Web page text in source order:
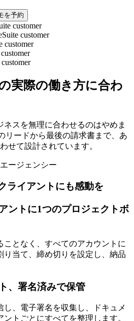
を予約
実際の働き方に合わ
ネスを無理に合わせるのはやめま
リードから最後の請求書まで、あ
せて設計されています。
ージェンシー
ライアントにも感動を
ントに1つのプロジェクトボ
ことなく、すべてのアカウントに
り当て、締め切りを設定し、納品
、署名済みで保管
し、電子署名を収集し、ドキュメ
ントごとにすべてを整理します。